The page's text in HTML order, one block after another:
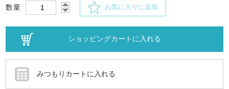
数量 お気に入りに追加